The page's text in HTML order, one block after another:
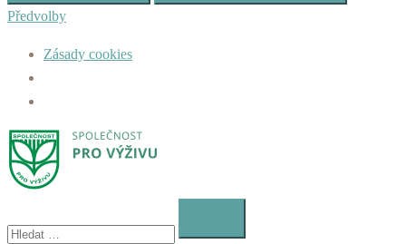
Předvolby
Zásady cookies
Skip
to
content